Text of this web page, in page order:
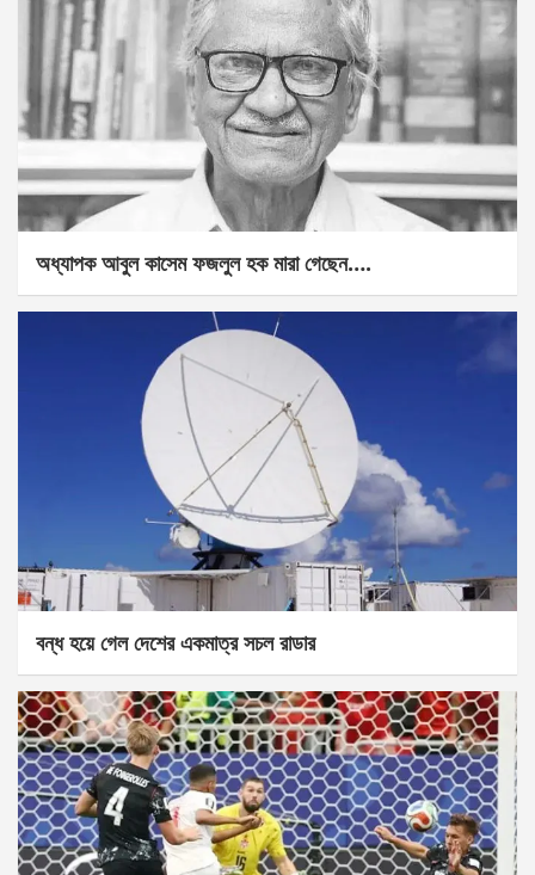
অধ্যাপক আবুল কাসেম ফজলুল হক মারা গেছেন….
বন্ধ হয়ে গেল দেশের একমাত্র সচল রাডার